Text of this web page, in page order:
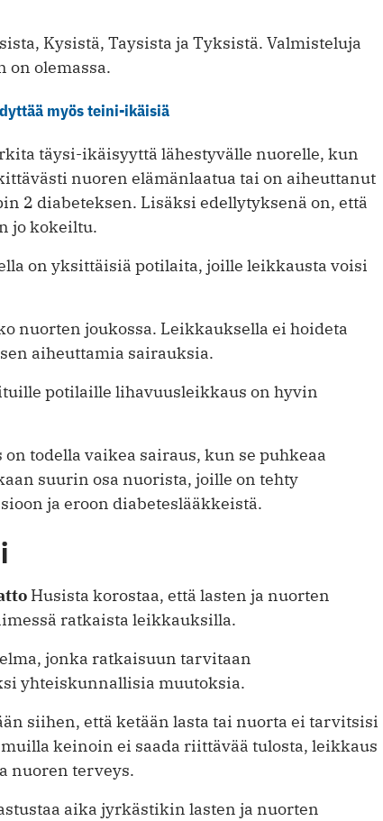
Kysistä, Taysista ja Tyksistä. Valmisteluja
on olemassa.
myös teini-ikäisiä
täysi-ikäisyyttä lähestyvälle nuorelle, kun
nuoren elämänlaatua tai on aiheuttanut
2 diabeteksen. Lisäksi edellytyksenä on, että
jo kokeiltu.
on yksittäisiä potilaita, joille leikkausta voisi
nuorten joukossa. Leikkauksella ei hoideta
aiheuttamia sairauksia.
potilaille lihavuusleikkaus on hyvin
todella vaikea sairaus, kun se puhkeaa
suurin osa nuorista, joille on tehty
ja eroon diabeteslääkkeistä.
Husista korostaa, että lasten ja nuorten
ratkaista leikkauksilla.
jonka ratkaisuun tarvitaan
yhteiskunnallisia muutoksia.
siihen, että ketään lasta tai nuorta ei tarvitsisi
keinoin ei saada riittävää tulosta, leikkaus
nuoren terveys.
aika jyrkästikin lasten ja nuorten